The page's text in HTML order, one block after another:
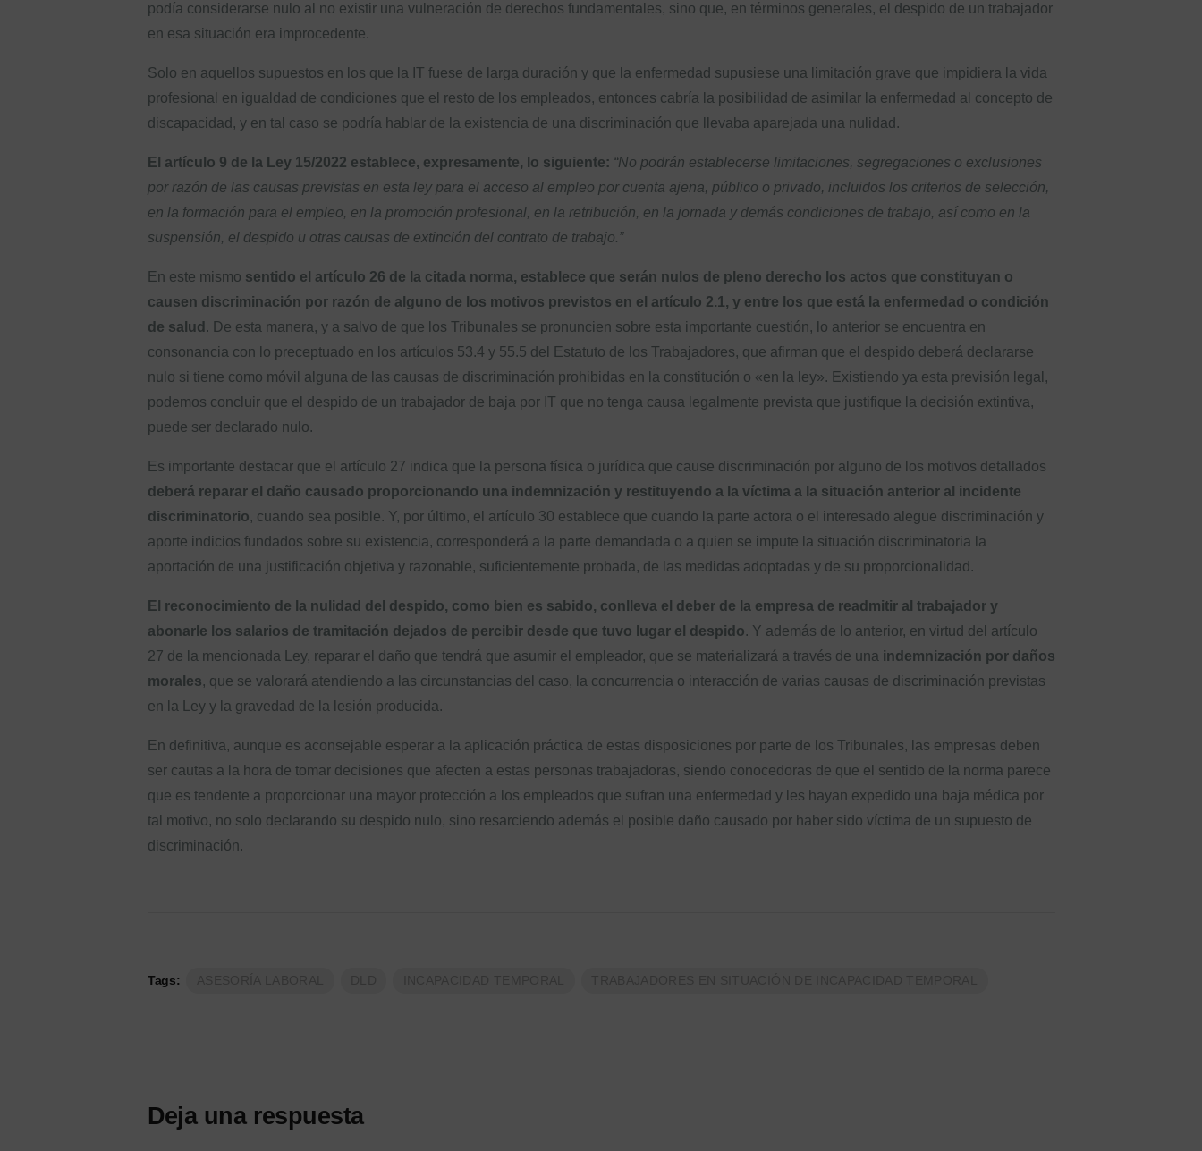
podía considerarse nulo al no existir una vulneración de derechos fundamentales, sino que, en términos generales, el despido de un trabajador
en esa situación era improcedente.
Solo en aquellos supuestos en los que la IT fuese de larga duración y que la enfermedad supusiese una limitación grave que impidiera la vida
profesional en igualdad de condiciones que el resto de los empleados, entonces cabría la posibilidad de asimilar la enfermedad al concepto de
discapacidad, y en tal caso se podría hablar de la existencia de una discriminación que llevaba aparejada una nulidad.
El artículo 9 de la Ley 15/2022 establece, expresamente, lo siguiente: “No podrán establecerse limitaciones, segregaciones o exclusiones
por razón de las causas previstas en esta ley para el acceso al empleo por cuenta ajena, público o privado, incluidos los criterios de selección,
en la formación para el empleo, en la promoción profesional, en la retribución, en la jornada y demás condiciones de trabajo, así como en la
suspensión, el despido u otras causas de extinción del contrato de trabajo.”
En este mismo sentido el artículo 26 de la citada norma, establece que serán nulos de pleno derecho los actos que constituyan o
causen discriminación por razón de alguno de los motivos previstos en el artículo 2.1, y entre los que está la enfermedad o condición
de salud . De esta manera, y a salvo de que los Tribunales se pronuncien sobre esta importante cuestión, lo anterior se encuentra en
consonancia con lo preceptuado en los artículos 53.4 y 55.5 del Estatuto de los Trabajadores, que afirman que el despido deberá declararse
nulo si tiene como móvil alguna de las causas de discriminación prohibidas en la constitución o «en la ley». Existiendo ya esta previsión legal,
podemos concluir que el despido de un trabajador de baja por IT que no tenga causa legalmente prevista que justifique la decisión extintiva,
puede ser declarado nulo.
Es importante destacar que el artículo 27 indica que la persona física o jurídica que cause discriminación por alguno de los motivos detallados
deberá reparar el daño causado proporcionando una indemnización y restituyendo a la víctima a la situación anterior al incidente
discriminatorio, cuando sea posible. Y, por último, el artículo 30 establece que cuando la parte actora o el interesado alegue discriminación y
aporte indicios fundados sobre su existencia, corresponderá a la parte demandada o a quien se impute la situación discriminatoria la
aportación de una justificación objetiva y razonable, suficientemente probada, de las medidas adoptadas y de su proporcionalidad.
El reconocimiento de la nulidad del despido, como bien es sabido, conlleva el deber de la empresa de readmitir al trabajador y
abonarle los salarios de tramitación dejados de percibir desde que tuvo lugar el despido. Y además de lo anterior, en virtud del artículo
27 de la mencionada Ley, reparar el daño que tendrá que asumir el empleador, que se materializará a través de una indemnización por daños
morales, que se valorará atendiendo a las circunstancias del caso, la concurrencia o interacción de varias causas de discriminación previstas
en la Ley y la gravedad de la lesión producida.
En definitiva, aunque es aconsejable esperar a la aplicación práctica de estas disposiciones por parte de los Tribunales, las empresas deben
ser cautas a la hora de tomar decisiones que afecten a estas personas trabajadoras, siendo conocedoras de que el sentido de la norma parece
que es tendente a proporcionar una mayor protección a los empleados que sufran una enfermedad y les hayan expedido una baja médica por
tal motivo, no solo declarando su despido nulo, sino resarciendo además el posible daño causado por haber sido víctima de un supuesto de
discriminación.
Tags:
Deja una respuesta